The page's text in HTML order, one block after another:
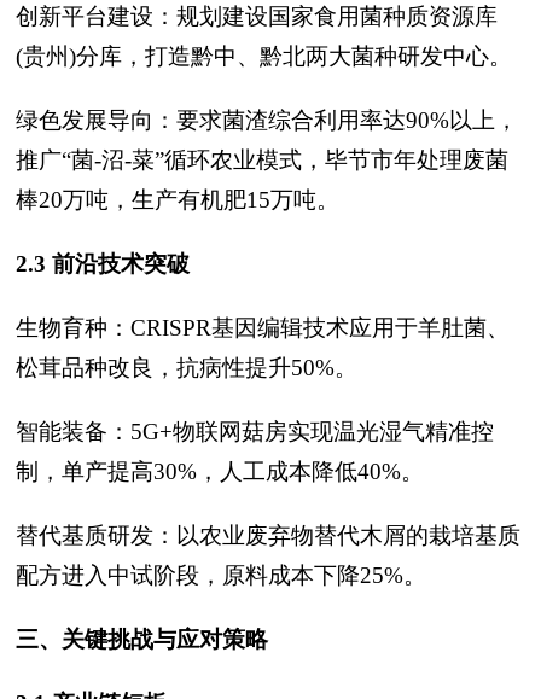
创新平台建设：规划建设国家食用菌种质资源库
(贵州)分库，打造黔中、黔北两大菌种研发中心。
绿色发展导向：要求菌渣综合利用率达90%以上，
推广“菌-沼-菜”循环农业模式，毕节市年处理废菌
棒20万吨，生产有机肥15万吨。
2.3 前沿技术突破
生物育种：CRISPR基因编辑技术应用于羊肚菌、
松茸品种改良，抗病性提升50%。
智能装备：5G+物联网菇房实现温光湿气精准控
制，单产提高30%，人工成本降低40%。
替代基质研发：以农业废弃物替代木屑的栽培基质
配方进入中试阶段，原料成本下降25%。
三、关键挑战与应对策略